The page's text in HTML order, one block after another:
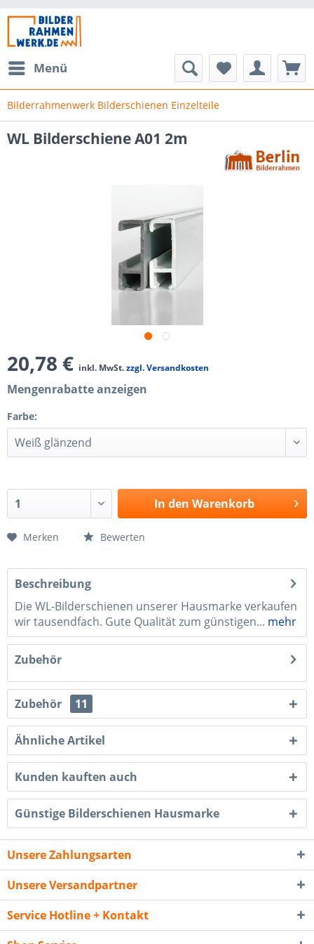
Menü
Bilderrahmenwerk Bilderschienen Einzelteile
WL Bilderschiene A01 2m
20,78 € inkl. MwSt.zzgl. Versandkosten
Mengenrabatte anzeigen
Farbe:
In den Warenkorb
Merken Bewerten
Beschreibung
Die WL-Bilderschienen unserer Hausmarke verkaufen
wir tausendfach. Gute Qualität zum günstigen... mehr
Zubehör
Zubehör 11
Ähnliche Artikel
Kunden kauften auch
Günstige Bilderschienen Hausmarke
Unsere Zahlungsarten
Unsere Versandpartner
Service Hotline + Kontakt